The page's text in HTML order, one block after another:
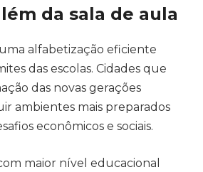
da sala de aula
alfabetização eficiente
das escolas. Cidades que
das novas gerações
ambientes mais preparados
econômicos e sociais.
maior nível educacional